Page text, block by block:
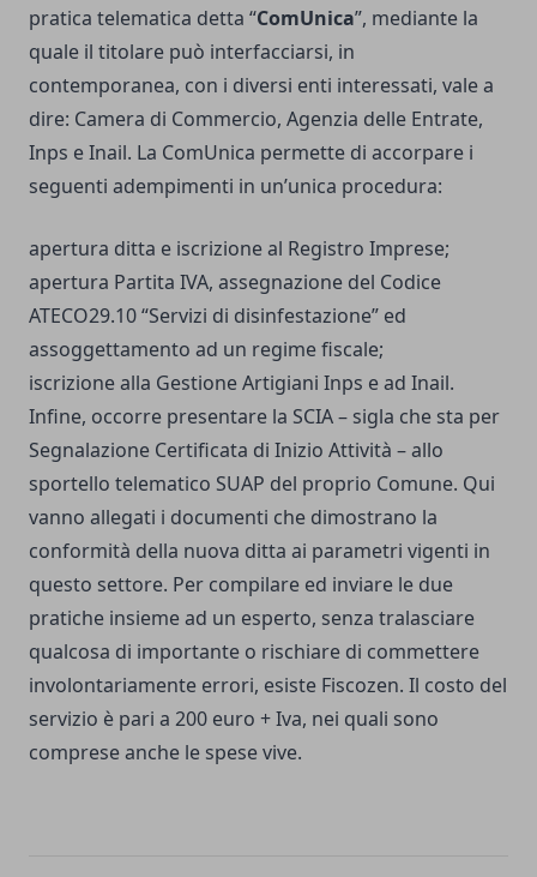
pratica telematica detta “ComUnica”, mediante la
quale il titolare può interfacciarsi, in
contemporanea, con i diversi enti interessati, vale a
dire: Camera di Commercio, Agenzia delle Entrate,
Inps e Inail. La ComUnica permette di accorpare i
seguenti adempimenti in un’unica procedura:
apertura ditta e iscrizione al Registro Imprese;
apertura Partita IVA, assegnazione del Codice
ATECO29.10 “Servizi di disinfestazione” ed
assoggettamento ad un regime fiscale;
iscrizione alla Gestione Artigiani Inps e ad Inail.
Infine, occorre presentare la SCIA – sigla che sta per
Segnalazione Certificata di Inizio Attività – allo
sportello telematico SUAP del proprio Comune. Qui
vanno allegati i documenti che dimostrano la
conformità della nuova ditta ai parametri vigenti in
questo settore. Per compilare ed inviare le due
pratiche insieme ad un esperto, senza tralasciare
qualcosa di importante o rischiare di commettere
involontariamente errori, esiste Fiscozen. Il costo del
servizio è pari a 200 euro + Iva, nei quali sono
comprese anche le spese vive.